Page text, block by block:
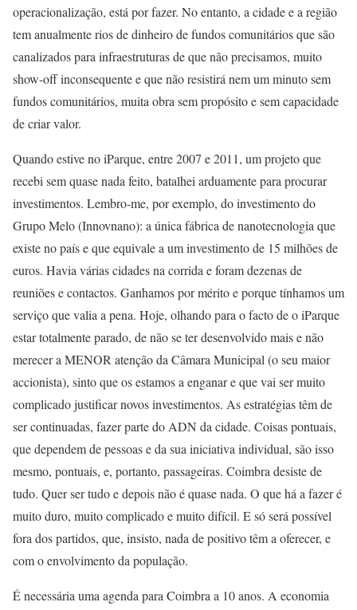
operacionalização, está por fazer. No entanto, a cidade e a região
tem anualmente rios de dinheiro de fundos comunitários que são
canalizados para infraestruturas de que não precisamos, muito
show-off inconsequente e que não resistirá nem um minuto sem
fundos comunitários, muita obra sem propósito e sem capacidade
de criar valor.
Quando estive no iParque, entre 2007 e 2011, um projeto que
recebi sem quase nada feito, batalhei arduamente para procurar
investimentos. Lembro-me, por exemplo, do investimento do
Grupo Melo (Innovnano): a única fábrica de nanotecnologia que
existe no país e que equivale a um investimento de 15 milhões de
euros. Havia várias cidades na corrida e foram dezenas de
reuniões e contactos. Ganhamos por mérito e porque tínhamos um
serviço que valia a pena. Hoje, olhando para o facto de o iParque
estar totalmente parado, de não se ter desenvolvido mais e não
merecer a MENOR atenção da Câmara Municipal (o seu maior
accionista), sinto que os estamos a enganar e que vai ser muito
complicado justificar novos investimentos. As estratégias têm de
ser continuadas, fazer parte do ADN da cidade. Coisas pontuais,
que dependem de pessoas e da sua iniciativa individual, são isso
mesmo, pontuais, e, portanto, passageiras. Coimbra desiste de
tudo. Quer ser tudo e depois não é quase nada. O que há a fazer é
muito duro, muito complicado e muito difícil. E só será possível
fora dos partidos, que, insisto, nada de positivo têm a oferecer, e
com o envolvimento da população.
É necessária uma agenda para Coimbra a 10 anos. A economia